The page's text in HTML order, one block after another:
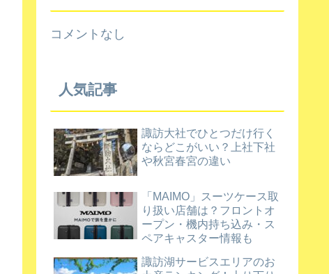
コメントなし
人気記事
諏訪大社でひとつだけ行く
ならどこがいい？上社下社
や秋宮春宮の違い
「MAIMO」スーツケース取
り扱い店舗は？フロントオ
ープン・機内持ち込み・ス
ペアキャスター情報も
諏訪湖サービスエリアのお